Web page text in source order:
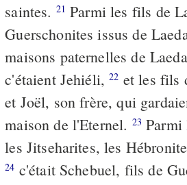
saintes. 21 Parmi les fils de
Guerschonites issus de
maisons paternelles de
c'étaient Jehiéli,22 et les fils
et Joël, son frère, qui
maison de l'Eternel. 23 Parmi
les Jitseharites, les
24 c'était Schebuel, fils de